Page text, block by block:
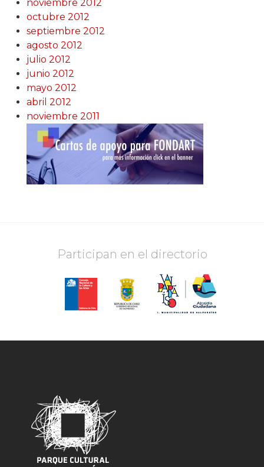
noviembre 2012
octubre 2012
septiembre 2012
agosto 2012
julio 2012
junio 2012
mayo 2012
abril 2012
noviembre 2011
Participan en el directorio